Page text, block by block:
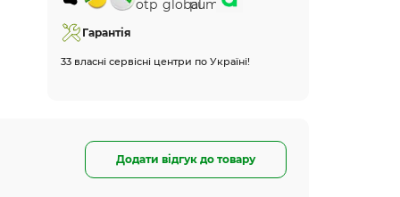
Гарантія
33 власні сервісні центри по Україні!
Додати відгук до товару